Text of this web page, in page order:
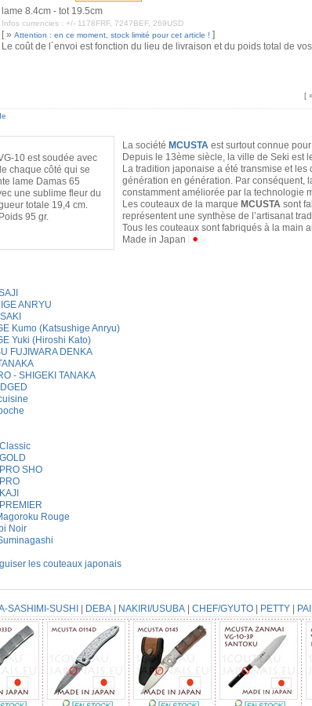
lame 8.4cm - tot 19.5cm
Infos currencies : +/- 1178FRF, 7247BEF, 269USD
[ » Attention : en ce moment, stock limité pour cet article ! ]
Le coût de l´envoi est fonction du lieu de livraison et du poids total de
[ »
10 est soudée avec
chaque côté qui se
lame Damas 65
une sublime fleur du
totale 19,4 cm.
95 gr.
La société MCUSTAest surtout connue
Depuis le 13ème siècle, la ville de Seki est
La tradition japonaise a été transmise et
génération en génération. Par conséquent,
constamment améliorée par la technologie
Les couteaux de la marque MCUSTAsont
représentent une synthèse de l’artisanat
Tous les couteaux sont fabriqués à la main
Made in Japan
ANRYU
Kumo (Katsushige Anryu)
Yuki (Hiroshi Kato)
FUJIWARA DENKA
- SHIGEKI TANAKA
SHO
Rouge
Noir
les couteaux japonais
SASHIMI-SUSHI DEBA NAKIRI/USUBA CHEF/GYUTO PETTY